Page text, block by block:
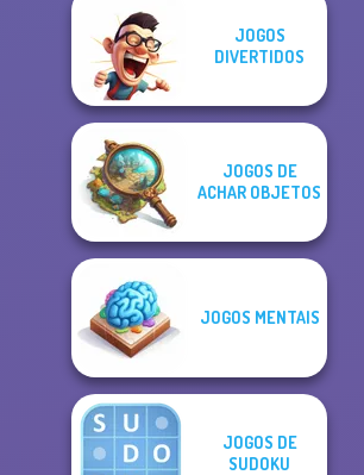
JOGOS
DIVERTIDOS
JOGOS DE
ACHAR OBJETOS
JOGOS MENTAIS
JOGOS DE
SUDOKU